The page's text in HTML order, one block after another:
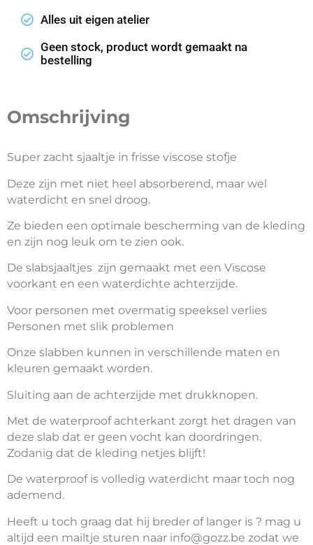
Alles uit eigen atelier
Geen stock, product wordt gemaakt na
bestelling
Omschrijving
Super zacht sjaaltje in frisse viscose stofje
Deze zijn met niet heel absorberend, maar wel
waterdicht en snel droog.
Ze bieden een optimale bescherming van de kleding
en zijn nog leuk om te zien ook.
De slabsjaaltjes zijn gemaakt met een Viscose
voorkant en een waterdichte achterzijde.
Voor personen met overmatig speeksel verlies
Personen met slik problemen
Onze slabben kunnen in verschillende maten en
kleuren gemaakt worden.
Sluiting aan de achterzijde met drukknopen.
Met de waterproof achterkant zorgt het dragen van
deze slab dat er geen vocht kan doordringen.
Zodanig dat de kleding netjes blijft!
De waterproof is volledig waterdicht maar toch nog
ademend.
Heeft u toch graag dat hij breder of langer is ? mag u
altijd een mailtje sturen naar info@gozz.be zodat we